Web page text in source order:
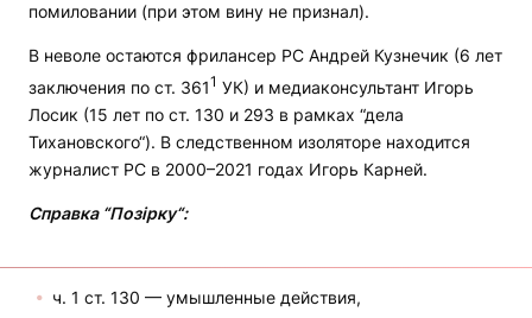
помиловании (при этом вину не признал).
В неволе остаются фрилансер РС Андрей Кузнечик (6 лет
заключения по ст. 3611 УК) и медиаконсультант Игорь
Лосик (15 лет по ст. 130 и 293 в рамках “дела
Тихановского“). В следственном изоляторе находится
журналист РС в 2000–2021 годах Игорь Карней.
Справка “Позірку“:
ч. 1 ст. 130 — умышленные действия,